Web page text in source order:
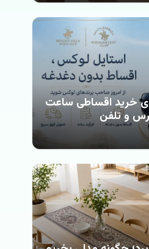
خرید اقساطی ساعت
و تلفن